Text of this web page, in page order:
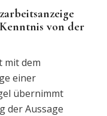
von der
mit dem
einer
übernimmt
der Aussage